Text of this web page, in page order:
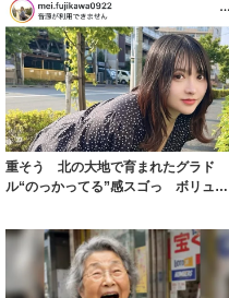
重そう 北の大地で育まれたグラド
ル“のっかってる”感スゴっ ボリュー